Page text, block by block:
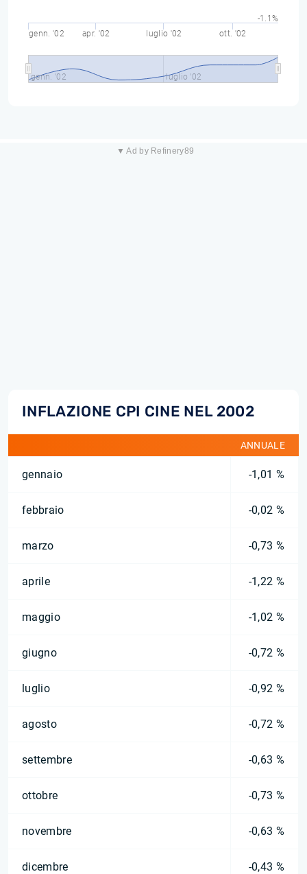
genn. '02 apr. '02 luglio '02 ott. '02
genn. '02 luglio '02
-1.1%
▼ Ad by Refinery89
INFLAZIONE CPI CINE NEL 2002
ANNUALE
gennaio -1,01 %
febbraio -0,02 %
marzo -0,73 %
aprile -1,22 %
maggio -1,02 %
giugno -0,72 %
luglio -0,92 %
agosto -0,72 %
settembre -0,63 %
ottobre -0,73 %
novembre -0,63 %
dicembre -0,43 %